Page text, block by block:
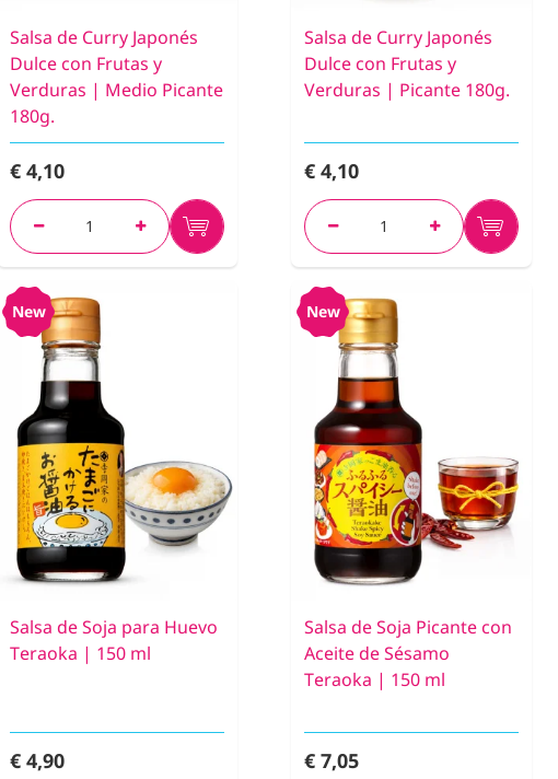
Salsa de Curry Japonés
Dulce con Frutas y
Verduras | Medio Picante
180g.
€ 4,10
Salsa de Curry Japonés
Dulce con Frutas y
Verduras | Picante 180g.
€ 4,10
New
Salsa de Soja para Huevo
Teraoka | 150 ml
€ 4,90
New
Salsa de Soja Picante con
Aceite de Sésamo
Teraoka | 150 ml
€ 7,05